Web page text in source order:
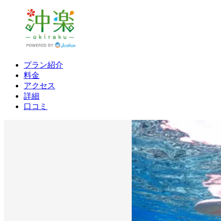
プラン紹介
料金
アクセス
詳細
口コミ